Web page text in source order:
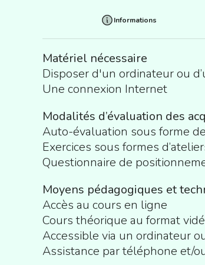
Informations
Matériel nécessaire
Disposer d'un ordinateur ou
Une connexion Internet
Modalités d’évaluation des
Auto-évaluation sous forme
Exercices sous formes
Questionnaire de
Moyens pédagogiques et
Accès au cours en ligne
Cours théorique au format
Accessible via un ordinateur
Assistance par téléphone et/